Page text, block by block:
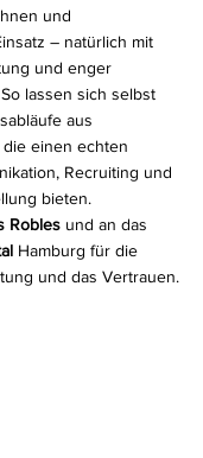
und
– natürlich mit
und enger
lassen sich selbst
aus
einen echten
Recruiting und
bieten.
Robles und an das
Hamburg für die
und das Vertrauen.